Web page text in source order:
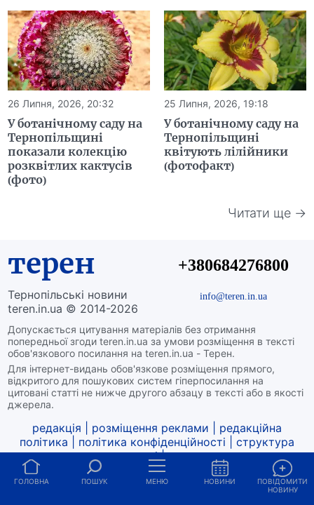
26 Липня, 2026, 20:32
У ботанічному саду на
Тернопільщині
показали колекцію
розквітлих кактусів
(фото)
25 Липня, 2026, 19:18
У ботанічному саду на
Тернопільщині
квітують лілійники
(фотофакт)
Читати ще →
терен
Тернопільські новини
teren.in.ua © 2014-2026
Допускається цитування матеріалів без отримання
попередньої згоди teren.in.ua за умови розміщення в тексті
обов'язкового посилання на teren.in.ua - Терен.
Для інтернет-видань обов'язкове розміщення прямого,
відкритого для пошукових систем гіперпосилання на
цитовані статті не нижче другого абзацу в тексті або в якості
джерела.
+380684276800
info@teren.in.ua
редакція розміщення реклами
редакційна
політика
політика конфіденційності
структура
власності|про нас
ГОЛОВНА ПОШУК МЕНЮ НОВИНИ
ПОВІДОМИТИ
НОВИНУ